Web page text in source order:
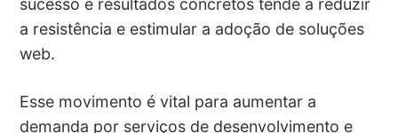
sucesso e resultados concretos tende a reduzir
a resistência e estimular a adoção de soluções
web.
Esse movimento é vital para aumentar a
demanda por serviços de desenvolvimento e